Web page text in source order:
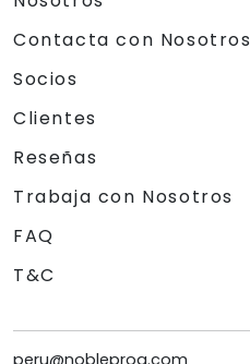
Contacta con Nosotros
Socios
Clientes
Reseñas
Trabaja con Nosotros
FAQ
T&C